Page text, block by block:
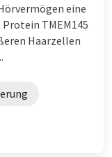
eine
TMEM145
Haarzellen